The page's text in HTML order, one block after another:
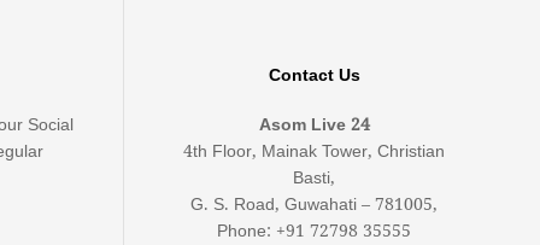
Social
Contact Us
Asom Live 24
4th Floor, Mainak Tower, Christian
Basti,
G. S. Road, Guwahati – 781005,
Phone: +91 72798 35555